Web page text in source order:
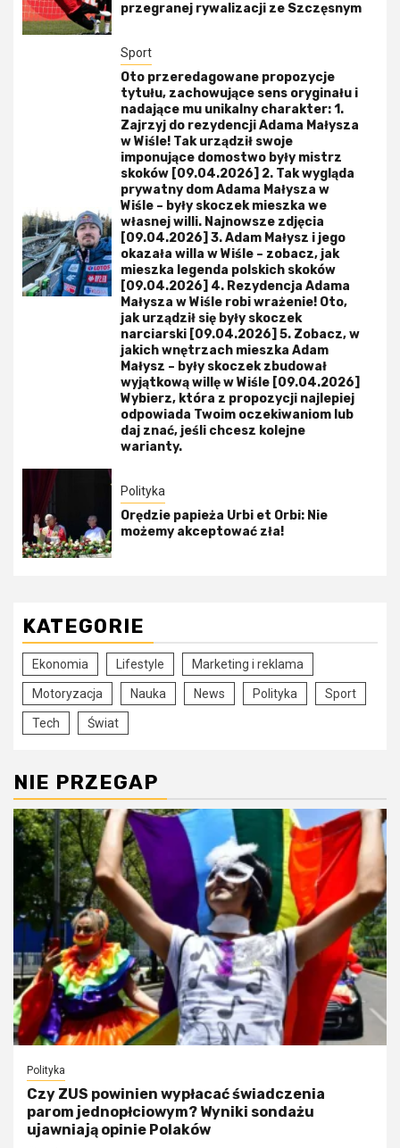
przegranej rywalizacji ze Szczęsnym
Sport
Oto przeredagowane propozycje
tytułu, zachowujące sens oryginału i
nadające mu unikalny charakter: 1.
Zajrzyj do rezydencji Adama Małysza
w Wiśle! Tak urządził swoje
imponujące domostwo były mistrz
skoków [09.04.2026] 2. Tak wygląda
prywatny dom Adama Małysza w
Wiśle – były skoczek mieszka we
własnej willi. Najnowsze zdjęcia
[09.04.2026] 3. Adam Małysz i jego
okazała willa w Wiśle – zobacz, jak
mieszka legenda polskich skoków
[09.04.2026] 4. Rezydencja Adama
Małysza w Wiśle robi wrażenie! Oto,
jak urządził się były skoczek
narciarski [09.04.2026] 5. Zobacz, w
jakich wnętrzach mieszka Adam
Małysz – były skoczek zbudował
wyjątkową willę w Wiśle [09.04.2026]
Wybierz, która z propozycji najlepiej
odpowiada Twoim oczekiwaniom lub
daj znać, jeśli chcesz kolejne
warianty.
Polityka
Orędzie papieża Urbi et Orbi: Nie
możemy akceptować zła!
KATEGORIE
Ekonomia Lifestyle Marketing i reklama
Motoryzacja Nauka News Polityka Sport
Tech Świat
NIE PRZEGAP
Polityka
Czy ZUS powinien wypłacać świadczenia
parom jednopłciowym? Wyniki sondażu
ujawniają opinie Polaków